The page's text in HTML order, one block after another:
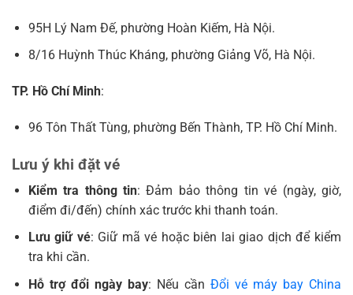
95H Lý Nam Đế, phường Hoàn Kiếm, Hà Nội.
8/16 Huỳnh Thúc Kháng, phường Giảng Võ, Hà Nội.
TP. Hồ Chí Minh:
96 Tôn Thất Tùng, phường Bến Thành, TP. Hồ Chí Minh.
Lưu ý khi đặt vé
Kiểm tra thông tin: Đảm bảo thông tin vé (ngày, giờ,
điểm đi/đến) chính xác trước khi thanh toán.
Lưu giữ vé: Giữ mã vé hoặc biên lai giao dịch để kiểm
tra khi cần.
Hỗ trợ đổi ngày bay: Nếu cần Đổi vé máy bay China